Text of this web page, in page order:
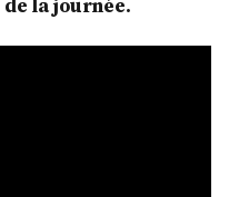
la journée.